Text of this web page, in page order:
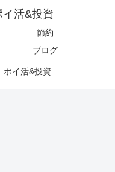
イ活&投資
節約
ブログ
イ活&投資.